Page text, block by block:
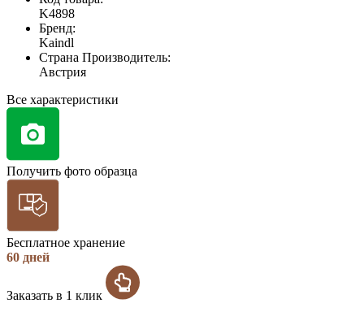
K4898
Бренд:
Kaindl
Страна Производитель:
Австрия
Все характеристики
Получить фото образца
Бесплатное хранение
60 дней
Заказать в 1 клик